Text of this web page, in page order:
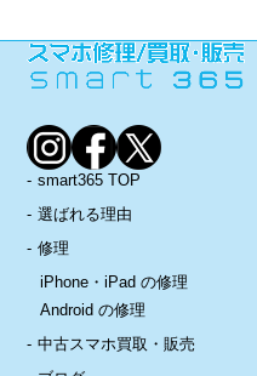
smart365 TOP
選ばれる理由
修理
iPhone・iPad の修理
Android の修理
中古スマホ買取・販売